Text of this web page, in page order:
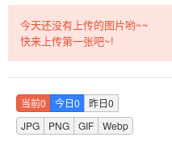
今天还没有上传的图片哟~~
快来上传第一张吧~!
当前0 今日0
昨日0
JPG
PNG GIF Webp